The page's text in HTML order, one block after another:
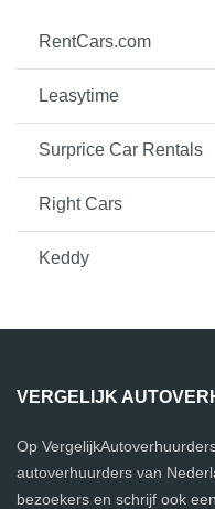
RentCars.com
Leasytime
Surprice Car Rentals
Right Cars
Keddy
VERGELIJK
Op
autoverhuurders van
bezoekers en schrijf ook